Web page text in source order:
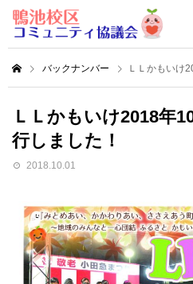
バックナンバー ＬＬかもいけ
ＬＬかもいけ2018年
行しました！
2018.10.01